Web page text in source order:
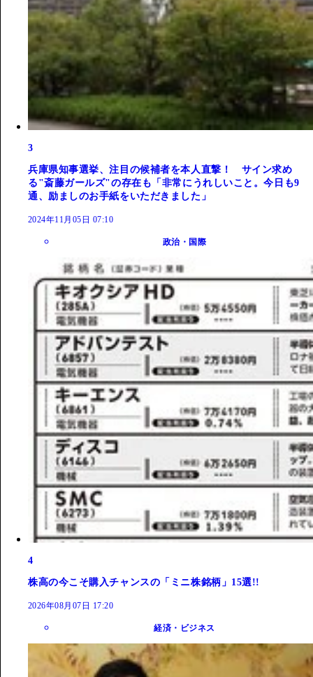
3
兵庫県知事選挙、注目の候補者を本人直撃！ サイン求め
る"斎藤ガールズ"の存在も「非常にうれしいこと。今日も9
通、励ましのお手紙をいただきました」
2024年11月05日 07:10
政治・国際
4
株高の今こそ購入チャンスの「ミニ株銘柄」15選!!
2026年08月07日 17:20
経済・ビジネス